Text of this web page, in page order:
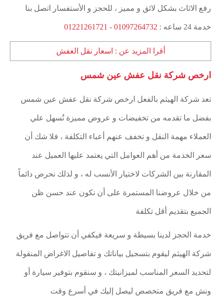
رفع الاثاث بشكل لائق و مميز ، للحجز و الأستفسار اتصل بنا
خدمة 24 ساعه : 01097264732
-
01221261721
أقرا المزيد عن : اسعار نقل العفش
ارخص شركة نقل عفش عين شمس
تعد شركة الهيثم بالفعل ارخص شركة نقل عفش عين شمس
بفضل ما تقدمه من تخفيضات و عروض مميزة تُسهل علي
العملاء مهمة النقل و تخفف عنهم أعباء التكلفة ، فلا شك أن
سعر الخدمة من أهم العوامل التي يعتمد عليها العميل عند
المقارنة بين الشركات لاختيار الأنسب له ، و لذلك نحرص دائماً
من خلال عروضنا المستمرة على أن نكون عند حسن ظن
الجميع بتقديم أقل تكلفة
خدمة الحجز لدينا بسيطة و سريعة فيكفي أن تتواصل مع فريق
شركة الهيثم ليقوم بتسجيل بياناتك و تفاصيل الاغراض المنقولة
لتحديد السعر المناسب لميزانيتك ، و سنقوم بتوفير سيارة أو
ونش مع فريق متخصص ليصل إليك في أسرع وقت